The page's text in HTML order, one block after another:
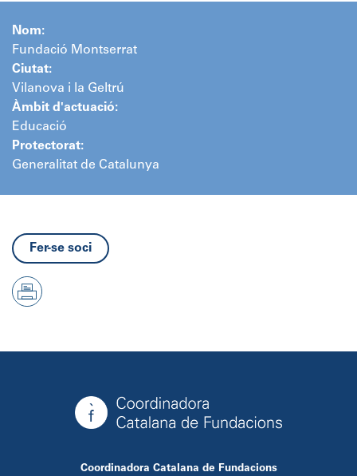
Nom:
Fundació Montserrat
Ciutat:
Vilanova i la Geltrú
Àmbit d'actuació:
Educació
Protectorat:
Generalitat de Catalunya
Fer-se soci
Coordinadora Catalana de Fundacions